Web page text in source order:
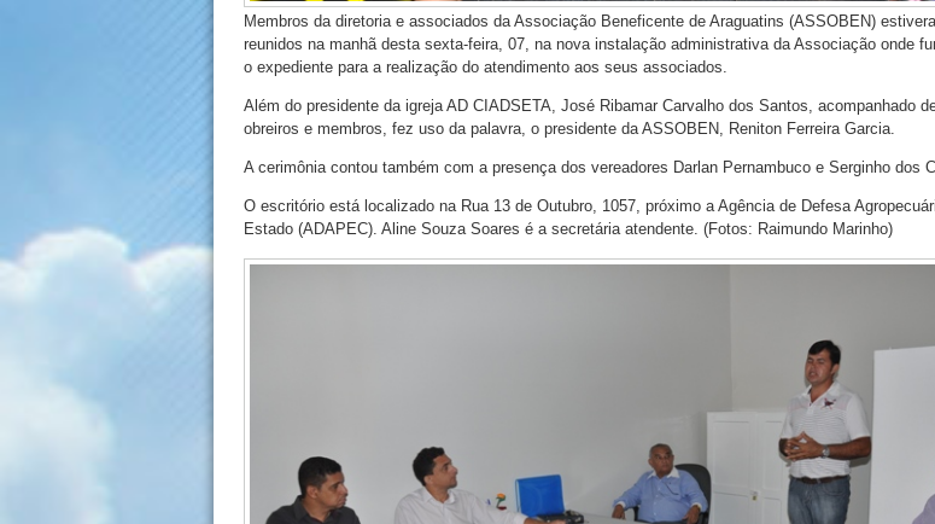
Membros da diretoria e associados da Associação Beneficente de Araguatins (ASSOBEN)
reunidos na manhã desta sexta-feira, 07, na nova instalação administrativa da Associação onde
o expediente para a realização do atendimento aos seus associados.
Além do presidente da igreja AD CIADSETA, José Ribamar Carvalho dos Santos, acompanhado
obreiros e membros, fez uso da palavra, o presidente da ASSOBEN, Reniton Ferreira Garcia.
A cerimônia contou também com a presença dos vereadores Darlan Pernambuco e Serginho dos
O escritório está localizado na Rua 13 de Outubro, 1057, próximo a Agência de Defesa
Estado (ADAPEC). Aline Souza Soares é a secretária atendente. (Fotos: Raimundo Marinho)